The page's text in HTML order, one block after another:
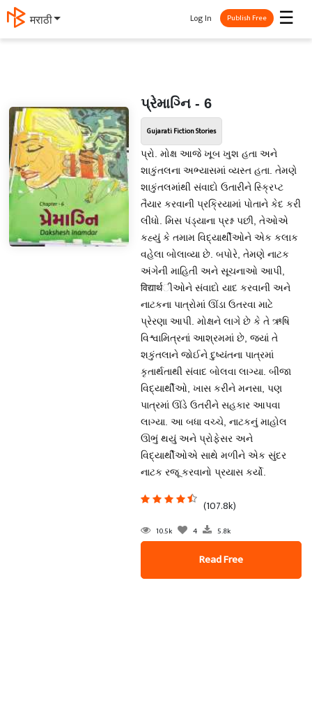
मराठी ☰
Log In Publish Free
પ્રેમાગ્નિ - 6
Gujarati Fiction Stories
પ્રો. મોક્ષ આજે ખૂબ ખુશ હતા અને
શાકુંતલના અભ્યાસમાં વ્યસ્ત હતા. તેમણે
શાકુંતલમાંથી સંવાદો ઉતારીને સ્ક્રિપ્ટ
તૈયાર કરવાની પ્રક્રિયામાં પોતાને કેદ કરી
લીધો. મિસ પંડ્યાના પ્રશ્ન પછી, તેઓએ
કહ્યું કે તમામ વિદ્યાર્થીઓને એક કલાક
વહેલા બોલાવ્યા છે. બપોરે, તેમણે નાટક
અંગેની માહિતી અને સૂચનાઓ આપી,
विद्यार्थીઓને સંવાદો યાદ કરવાની અને
નાટકના પાત્રોમાં ઊંડા ઉતરવા માટે
પ્રેરણા આપી. મોક્ષને લાગે છે કે તે ઋષિ
વિશ્વામિત્રનાં આશ્રમમાં છે, જ્યાં તે
શકુંતલાને જોઈને દુષ્યંતના પાત્રમાં
કૃતાર્થતાથી સંવાદ બોલવા લાગ્યા. બીજા
વિદ્યાર્થીઓ, ખાસ કરીને મનસા, પણ
પાત્રમાં ઊંડે ઉતરીને સહકાર આપવા
લાગ્યા. આ બધા વચ્ચે, નાટકનું માહોલ
ઊભું થયું અને પ્રોફેસર અને
વિદ્યાર્થીઓએ સાથે મળીને એક સુંદર
નાટક રજૂ કરવાનો પ્રયાસ કર્યો.
(107.8k)
10.5k 4 5.8k
Read Free